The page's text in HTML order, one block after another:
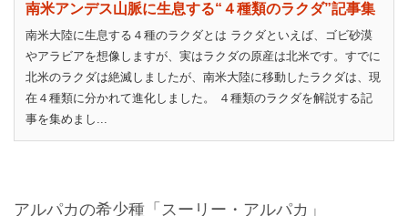
南米アンデス山脈に生息する“４種類のラクダ”記事集
南米大陸に生息する４種のラクダとは ラクダといえば、ゴビ砂漠
やアラビアを想像しますが、実はラクダの原産は北米です。すでに
北米のラクダは絶滅しましたが、南米大陸に移動したラクダは、現
在４種類に分かれて進化しました。 ４種類のラクダを解説する記
事を集めまし...
アルパカの希少種「スーリー・アルパカ」